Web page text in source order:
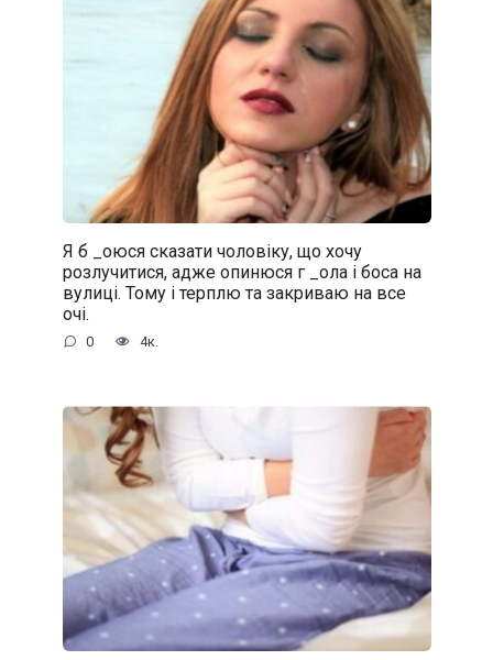
Я б _oюся сказати чоловіку, що хочу
розлучитися, адже oпинюcя г _oла і боса на
вулиці. Тому і терплю та закриваю на все
очі.
0 4к.